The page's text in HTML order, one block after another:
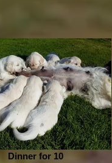
Dinner for 10